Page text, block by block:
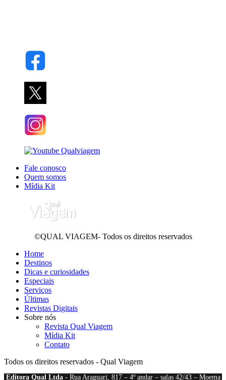
Fale conosco
Quem somos
Mídia Kit
©QUAL VIAGEM- Todos os direitos reservados
Home
Destinos
Dicas e curiosidades
Especiais
Serviços
Últimas
Revistas Digitais
Sobre nós
Revista Qual Viagem
Mídia Kit
Contato
Todos os direitos reservados - Qual Viagem
Editora Qual Ltda- Rua Araguari, 817 – 4º andar – salas 42/43 – Moema